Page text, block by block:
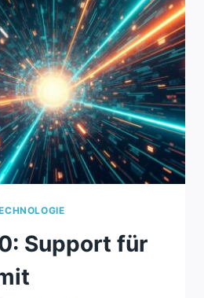
Support für